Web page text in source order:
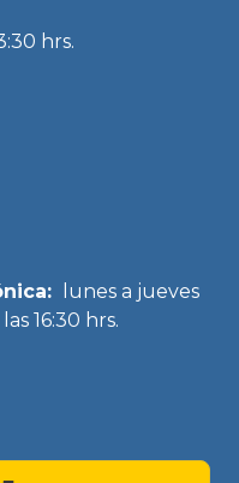
hrs.
lunes a jueves
16:30 hrs.